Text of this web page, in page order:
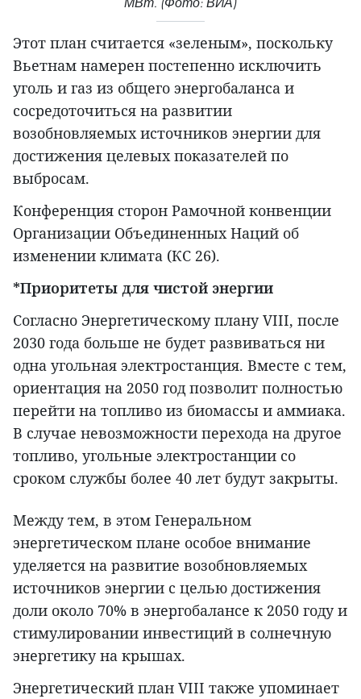
МВт. (Фото: ВИА)
Этот план считается «зеленым», поскольку
Вьетнам намерен постепенно исключить
уголь и газ из общего энергобаланса и
сосредоточиться на развитии
возобновляемых источников энергии для
достижения целевых показателей по
выбросам.
Конференция сторон Рамочной конвенции
Организации Объединенных Наций об
изменении климата (КС 26).
*Приоритеты для чистой энергии
Согласно Энергетическому плану VIII, после
2030 года больше не будет развиваться ни
одна угольная электростанция. Вместе с тем,
ориентация на 2050 год позволит полностью
перейти на топливо из биомассы и аммиака.
В случае невозможности перехода на другое
топливо, угольные электростанции со
сроком службы более 40 лет будут закрыты.
Между тем, в этом Генеральном
энергетическом плане особое внимание
уделяется на развитие возобновляемых
источников энергии с целью достижения
доли около 70% в энергобалансе к 2050 году и
стимулировании инвестиций в солнечную
энергетику на крышах.
Энергетический план VIII также упоминает